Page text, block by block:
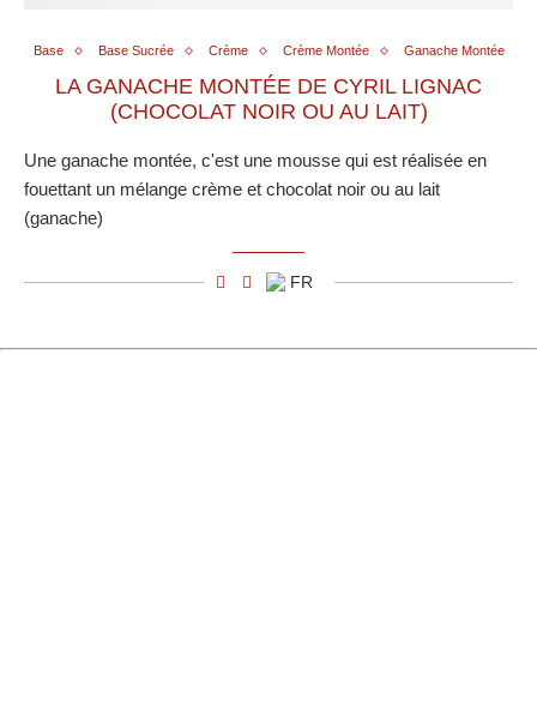
Base Base Sucrée Crème Crème Montée Ganache Montée
LA GANACHE MONTÉE DE CYRIL LIGNAC
(CHOCOLAT NOIR OU AU LAIT)
Une ganache montée, c'est une mousse qui est réalisée en
fouettant un mélange crème et chocolat noir ou au lait
(ganache)
FR